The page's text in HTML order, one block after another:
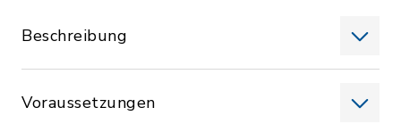
Beschreibung
Voraussetzungen